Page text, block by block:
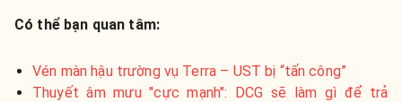
Có thể bạn quan tâm:
Vén màn hậu trường vụ Terra – UST bị “tấn công”
Thuyết âm mưu "cực mạnh": DCG sẽ làm gì để trả